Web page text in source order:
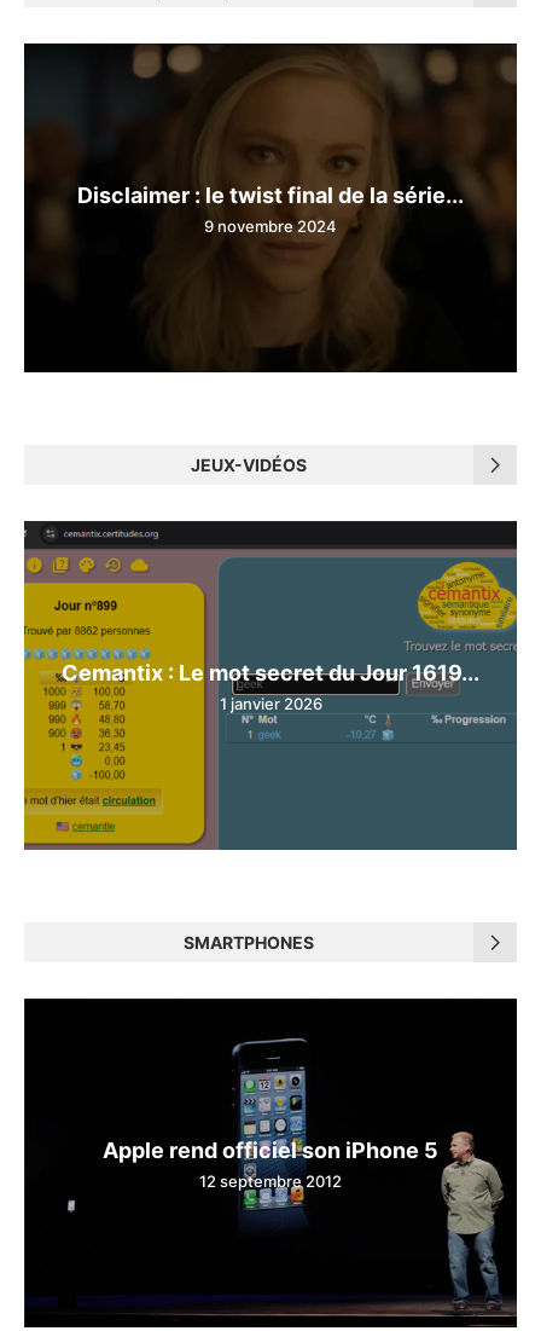
Disclaimer : le twist final de la série...
9 novembre 2024
JEUX-VIDÉOS
Cemantix : Le mot secret du Jour 1619...
1 janvier 2026
SMARTPHONES
Apple rend officiel son iPhone 5
12 septembre 2012